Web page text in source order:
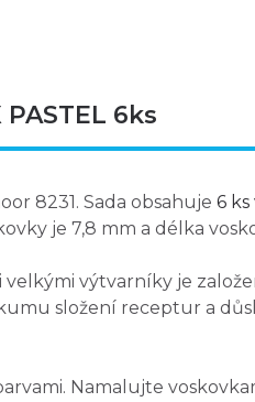
6ks
8231. Sada obsahuje 6
je 7,8 mm a délka
výtvarníky je
složení receptur a
Namalujte